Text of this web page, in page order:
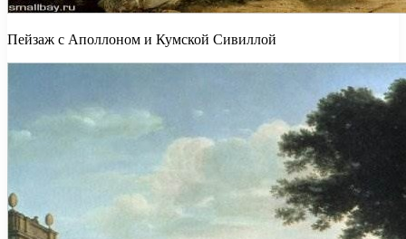
Пейзаж с Аполлоном и Кумской Сивиллой